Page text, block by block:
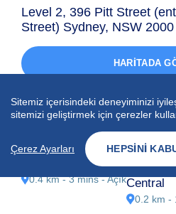
Level 2, 396 Pitt Street
Street) Sydney, NSW
HARITADA
YAKINDAKI YERLER
Vibe Hotel Sydney
0.4 km - 3 mins- Açık
Metro
Central
0.2 km -
Sitemiz içerisindeki deneyiminizi
sitemizi geliştirmek için çerezler
Çerez Ayarları HEPSINI